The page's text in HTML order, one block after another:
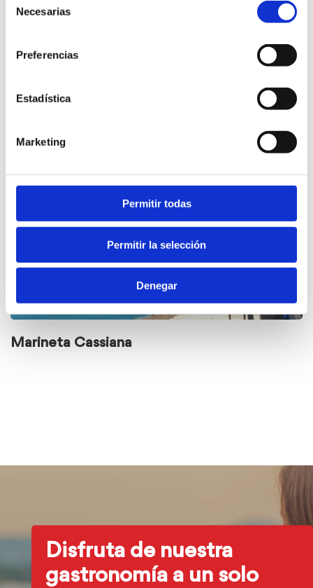
Necesarias
Preferencias
Estadística
Marketing
Permitir todas
Permitir la selección
Denegar
Marineta Cassiana
Disfruta de nuestra
gastronomía a un solo